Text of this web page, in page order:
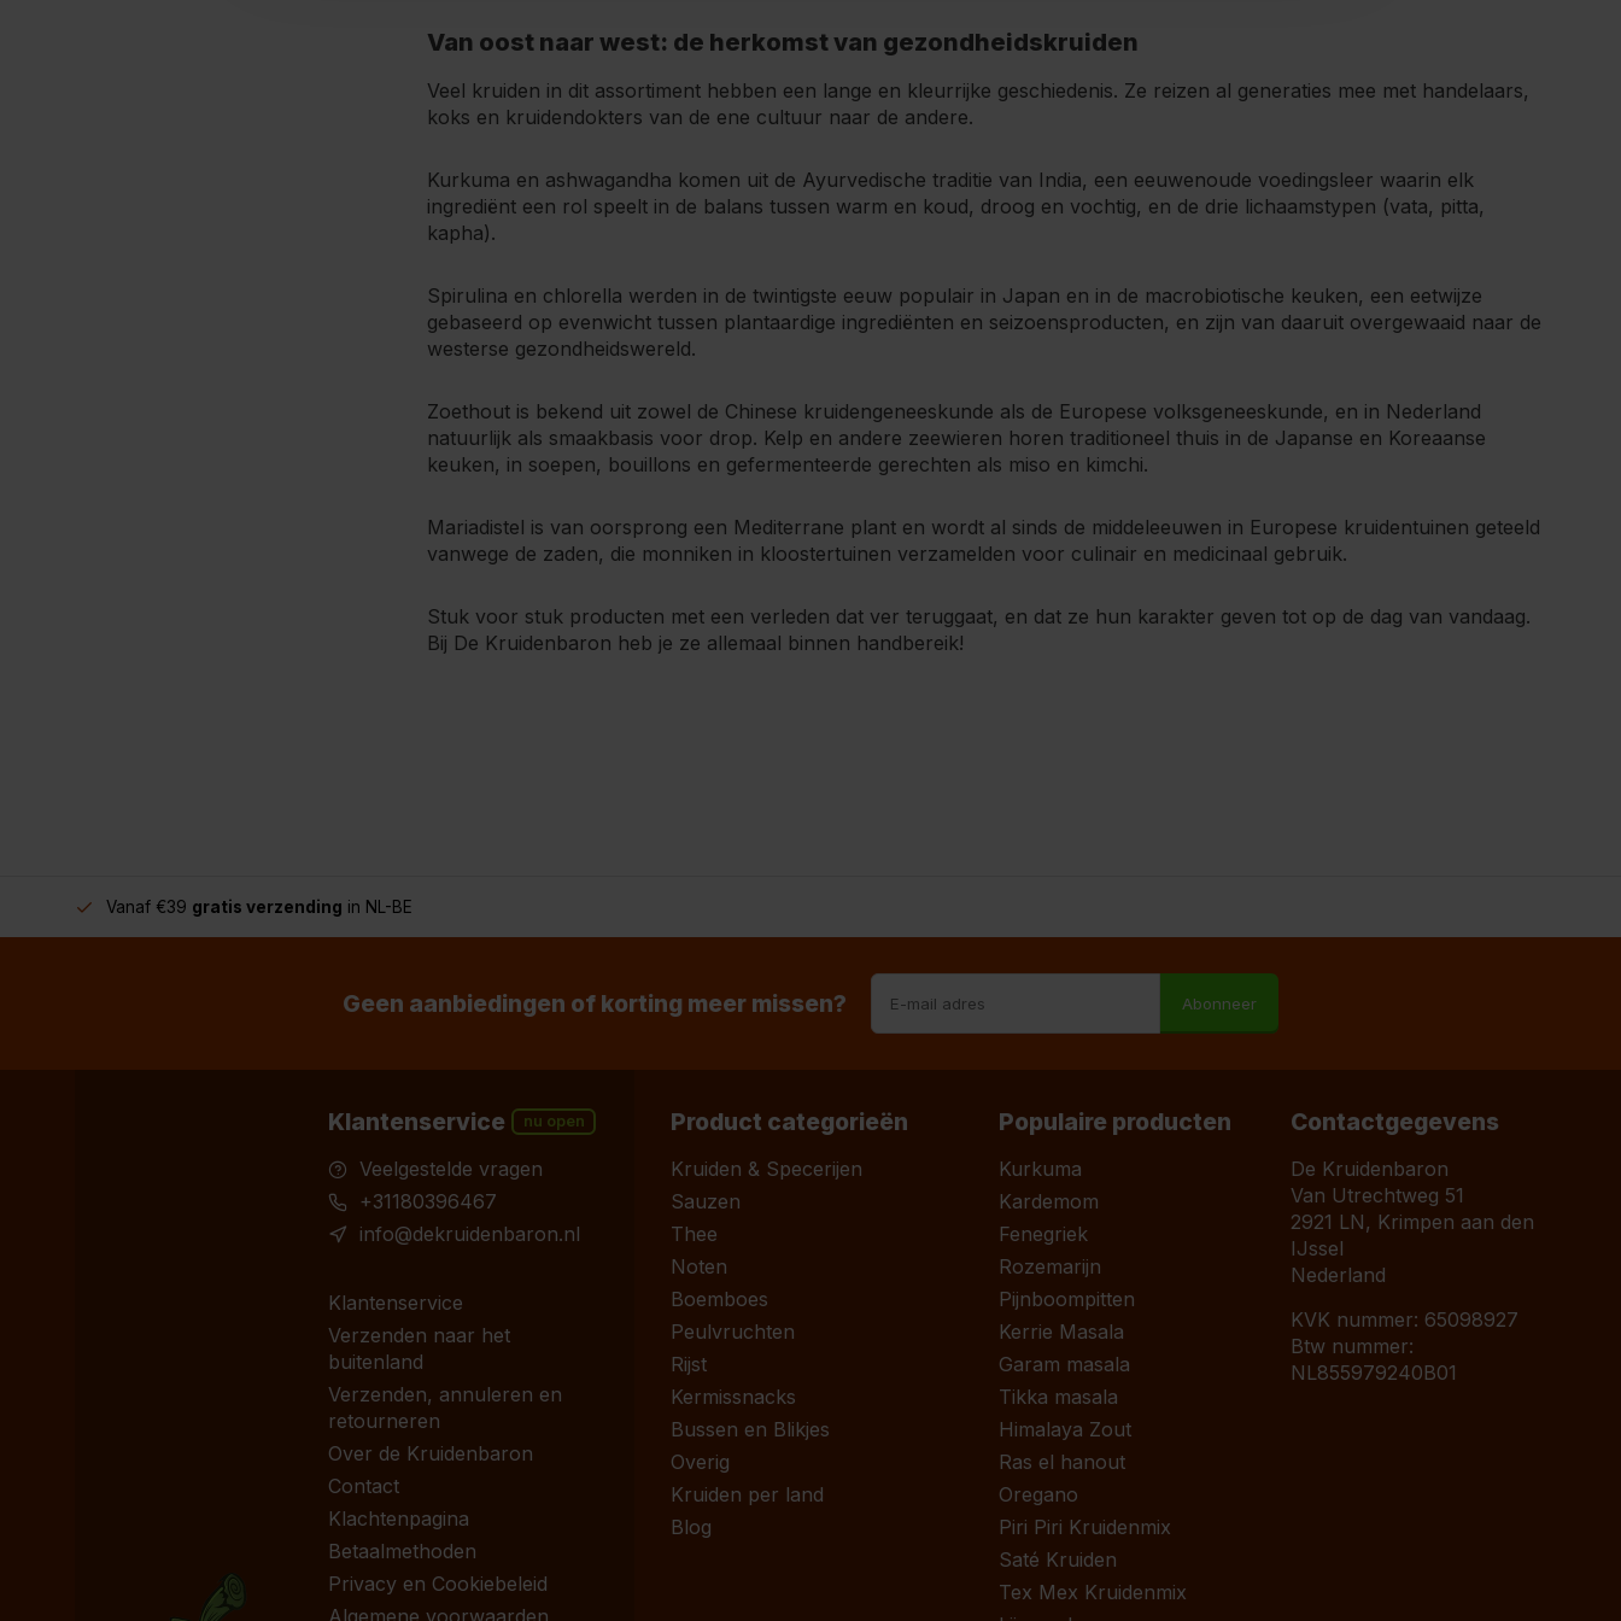
Van oost naar west: de herkomst van gezondheidskruiden
Veel kruiden in dit assortiment hebben een lange en kleurrijke geschiedenis. Ze reizen al generaties mee met handelaars,
koks en kruidendokters van de ene cultuur naar de andere.
Kurkuma en ashwagandha komen uit de Ayurvedische traditie van India, een eeuwenoude voedingsleer waarin elk
ingrediënt een rol speelt in de balans tussen warm en koud, droog en vochtig, en de drie lichaamstypen (vata, pitta,
kapha).
Spirulina en chlorella werden in de twintigste eeuw populair in Japan en in de macrobiotische keuken, een eetwijze
gebaseerd op evenwicht tussen plantaardige ingrediënten en seizoensproducten, en zijn van daaruit overgewaaid naar de
westerse gezondheidswereld.
Zoethout is bekend uit zowel de Chinese kruidengeneeskunde als de Europese volksgeneeskunde, en in Nederland
natuurlijk als smaakbasis voor drop. Kelp en andere zeewieren horen traditioneel thuis in de Japanse en Koreaanse
keuken, in soepen, bouillons en gefermenteerde gerechten als miso en kimchi.
Mariadistel is van oorsprong een Mediterrane plant en wordt al sinds de middeleeuwen in Europese kruidentuinen geteeld
vanwege de zaden, die monniken in kloostertuinen verzamelden voor culinair en medicinaal gebruik.
Stuk voor stuk producten met een verleden dat ver teruggaat, en dat ze hun karakter geven tot op de dag van vandaag.
Bij De Kruidenbaron heb je ze allemaal binnen handbereik!
Vanaf €39 gratis verzending in NL-BE
Geen aanbiedingen of korting meer missen? Abonneer
Klantenservice nu open
Veelgestelde vragen
+31180396467
info@dekruidenbaron.nl
Klantenservice
Verzenden naar het
buitenland
Verzenden, annuleren en
retourneren
Over de Kruidenbaron
Contact
Klachtenpagina
Betaalmethoden
Privacy en Cookiebeleid
Algemene voorwaarden
Product categorieën
Kruiden & Specerijen
Sauzen
Thee
Noten
Boemboes
Peulvruchten
Rijst
Kermissnacks
Bussen en Blikjes
Overig
Kruiden per land
Blog
Populaire producten
Kurkuma
Kardemom
Fenegriek
Rozemarijn
Pijnboompitten
Kerrie Masala
Garam masala
Tikka masala
Himalaya Zout
Ras el hanout
Oregano
Piri Piri Kruidenmix
Saté Kruiden
Tex Mex Kruidenmix
Contactgegevens
De Kruidenbaron
Van Utrechtweg 51
2921 LN, Krimpen aan den
IJssel
Nederland
KVK nummer: 65098927
Btw nummer:
NL855979240B01